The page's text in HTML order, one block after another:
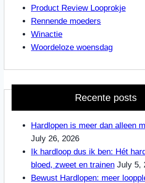
Product Review Looprokje
Rennende moeders
Winactie
Woordeloze woensdag
Recente posts
Hardlopen is meer dan alleen
July 26, 2026
Ik hardloop dus ik ben: Hét
bloed, zweet en trainen July 5,
Bewust Hardlopen: meer